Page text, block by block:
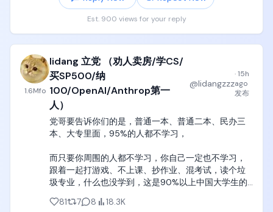
但是你们他妈要明白，这个层级只到了基本门电路，
与非门以下的世界，就是他妈固体物理世界，固体物
理就是电子元器件的世界，他们的设计是台积电和
ASML的学术成果，而不是你们这些本科生能七嘴八舌
指点江山的了。
比如二极管三极管运放这些器件的特征曲线，各种
mosfet和finfet的设计，完完全全就是扔在你脸上，
因为这东西是他妈William Shockley在1970年代发明
的，容不下你的质疑，也不符合你的直觉，你也没有
资格去设计或者质疑这些元器件的灵感来源，
Est. 900 views for your reply
1.6Mfo
lidang 立党 （劝人卖房/学CS/
买SP500/纳
100/OpenAI/Anthrop第一
人）
@lidangzzz
·15h
ago
发布
党哥要告诉你们的是，普通一本、普通二本、民办三
本、大专里面，95%的人都不学习，
而只要你周围的人都不学习，你自己一定也不学习，
跟着一起打游戏、不上课、抄作业、混考试，读个垃
圾专业，什么也没学到，这是90%以上中国大学生的
81 7 8 18.3K